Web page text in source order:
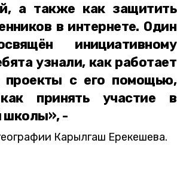
а также как защитить
в интернете. Один
инициативному
узнали, как работает
проекты с его помощью,
принять участие в
школы», -
Карылгаш Ерекешева.